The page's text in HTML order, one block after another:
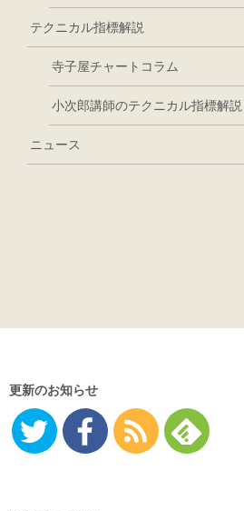
テクニカル指標解説
寺子屋チャートコラム
小次郎講師のテクニカル指標解説
ニュース
更新のお知らせ